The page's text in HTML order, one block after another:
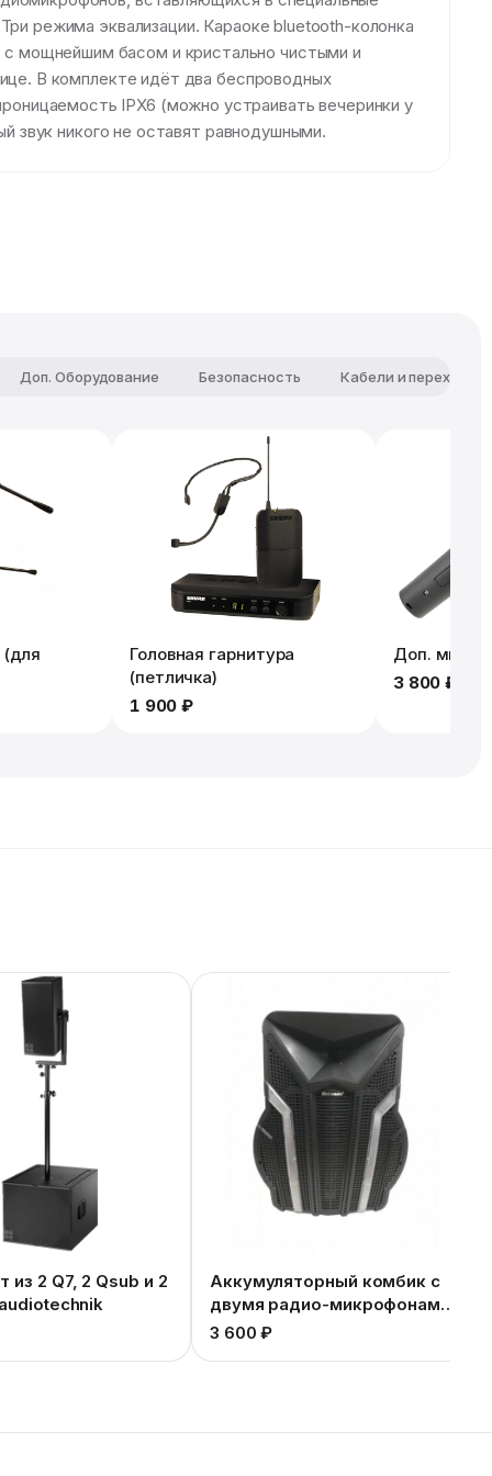
режима эквализации. Караоке bluetooth-колонка
мощнейшим басом и кристально чистыми и
В комплекте идёт два беспроводных
IPX6 (можно устраивать вечеринки у
звук никого не оставят равнодушными.
Доп. Оборудование Безопасность Кабели и
(для
Головная гарнитура
(петличка)
1 900 ₽
Доп.
3 800 ₽
из 2 Q7, 2 Qsub и 2
audiotechnik
Аккумуляторный комбик с
двумя радио-микрофонами
цветомузыкальный
3 600 ₽